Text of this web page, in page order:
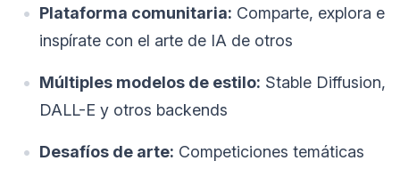
Plataforma comunitaria: Comparte, explora e
inspírate con el arte de IA de otros
Múltiples modelos de estilo: Stable Diffusion,
DALL-E y otros backends
Desafíos de arte: Competiciones temáticas